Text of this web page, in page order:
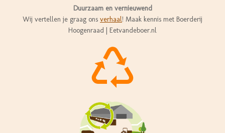
Duurzaam en vernieuwend
Wij vertellen je graag ons verhaal! Maak kennis met Boerderij
Hoogenraad | Eetvandeboer.nl